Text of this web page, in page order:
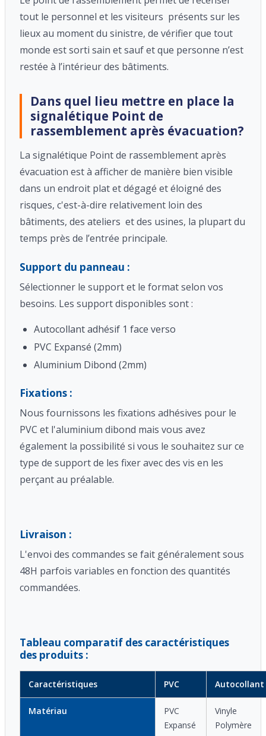
tout le personnel et les visiteurs présents sur les
lieux au moment du sinistre, de vérifier que tout
monde est sorti sain et sauf et que personne n’est
restée à l’intérieur des bâtiments.
Dans quel lieu mettre en place la
signalétique Point de
rassemblement après évacuation?
La signalétique Point de rassemblement après
évacuation est à afficher de manière bien visible
dans un endroit plat et dégagé et éloigné des
risques, c'est-à-dire relativement loin des
bâtiments, des ateliers et des usines, la plupart du
temps près de l’entrée principale.
Support du panneau :
Sélectionner le support et le format selon vos
besoins. Les support disponibles sont :
Autocollant adhésif 1 face verso
PVC Expansé (2mm)
Aluminium Dibond (2mm)
Fixations :
Nous fournissons les fixations adhésives pour le
PVC et l'aluminium dibond mais vous avez
également la possibilité si vous le souhaitez sur ce
type de support de les fixer avec des vis en les
perçant au préalable.
Livraison :
L'envoi des commandes se fait généralement sous
48H parfois variables en fonction des quantités
commandées.
Tableau comparatif des caractéristiques
des produits :
Caractéristiques PVC Autocollant
Matériau
PVC
Expansé
Vinyle
Polymère